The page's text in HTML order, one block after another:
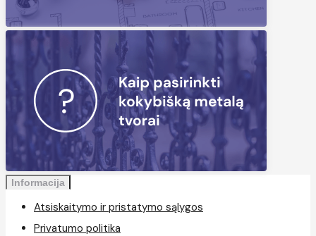
Informacija
Atsiskaitymo ir pristatymo sąlygos
Privatumo politika